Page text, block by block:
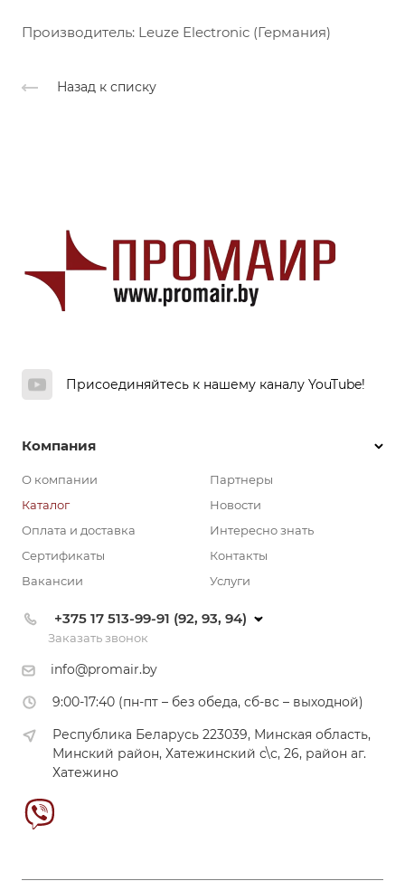
Производитель: Leuze Electronic (Германия)
Назад к списку
Присоединяйтесь к нашему каналу YouTube!
Компания
О компании
Каталог
Оплата и доставка
Сертификаты
Вакансии
Партнеры
Новости
Интересно знать
Контакты
Услуги
+375 17 513-99-91 (92, 93, 94)
Заказать звонок
info@promair.by
9:00-17:40 (пн-пт – без обеда, сб-вс – выходной)
Республика Беларусь 223039, Минская область,
Минский район, Хатежинский с\с, 26, район аг.
Хатежино